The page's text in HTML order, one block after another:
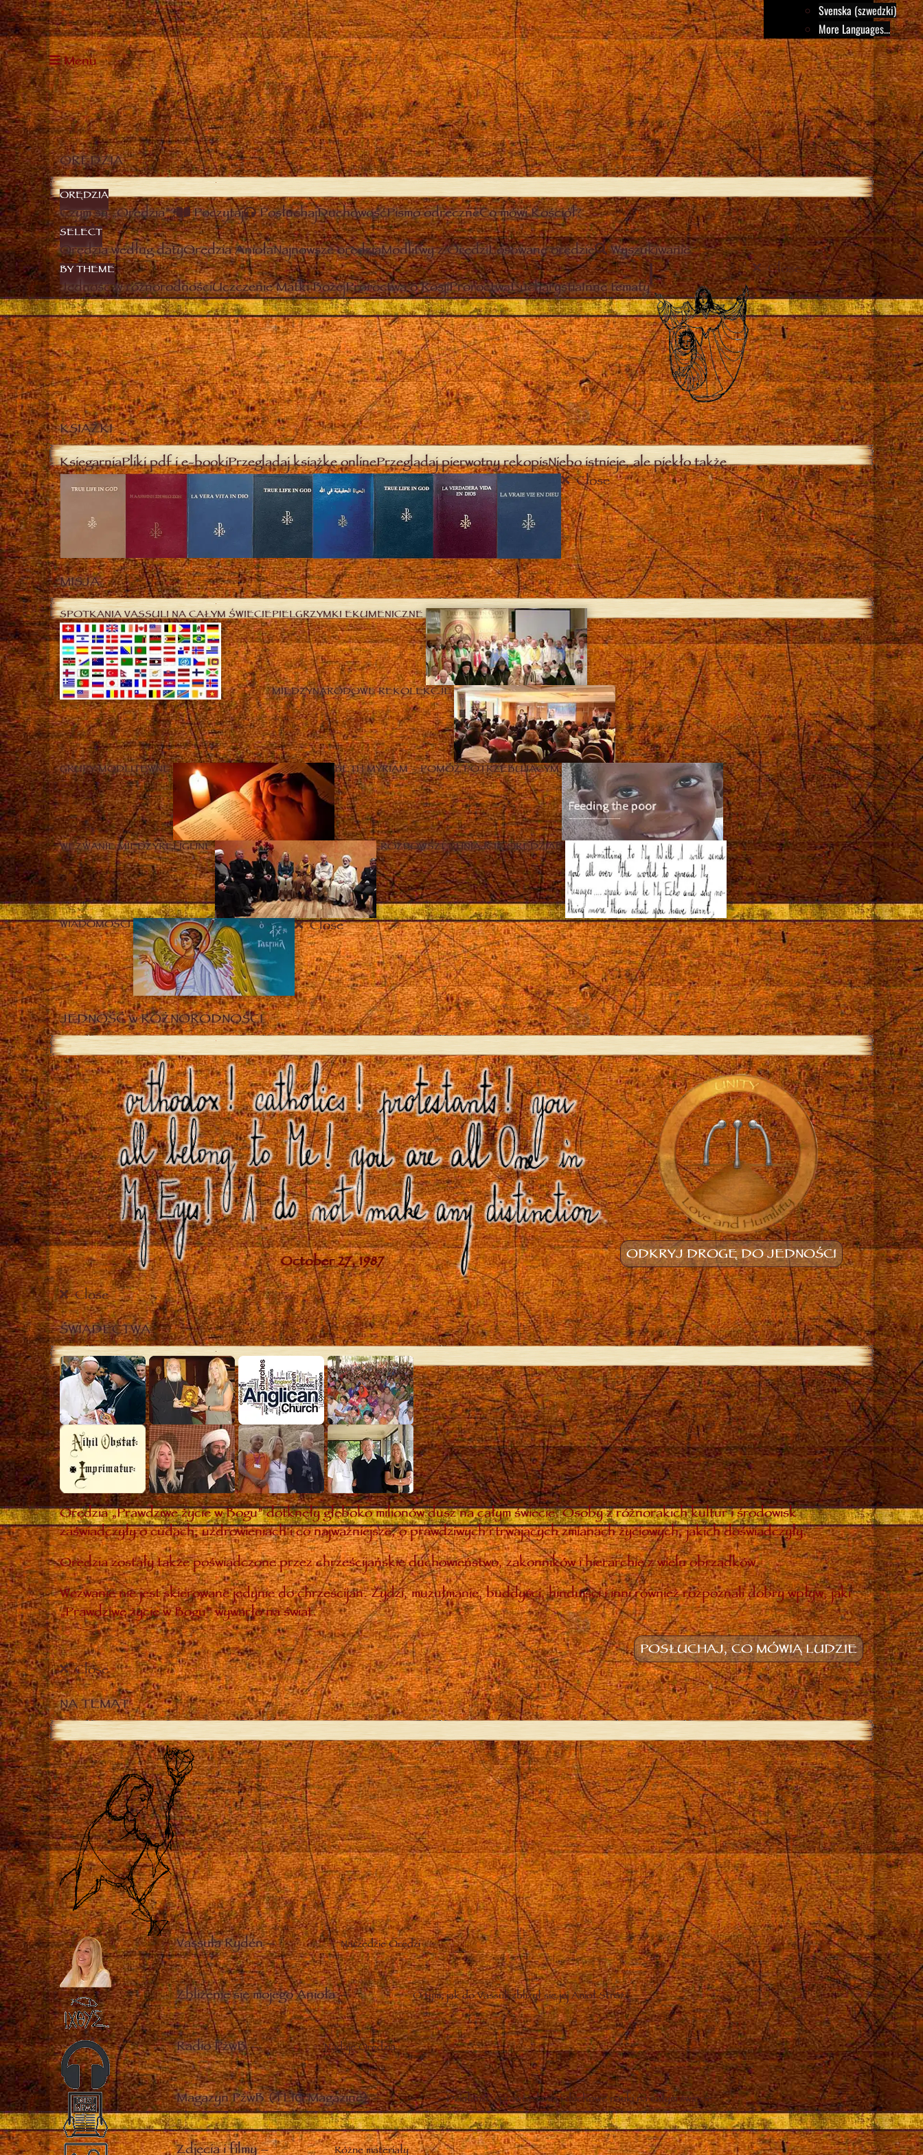
Svenska (szwedzki)
More Languages...
Menu
ORĘDZIA
ORĘDZIA
Czym są „Orędzia”? Poczytaj PosłuchajDuchowośćPismo odręczneCo mówi Kościół?
SELECT
Orędzia według datyOrędzia AniołaNajnowsze orędziaModlitwy z OrędziLosowane orędzie Wyszukiwanie
BY THEME
Jedność w różnorodnościUczczenie Matki BożejProroctwa o RosjiProroctwaEucharystiaInne tematy
Close
KSIĄŻKI
KsięgarniaPliki pdf i e-bookiPrzeglądaj książkę onlinePrzeglądaj pierwotny rękopisNiebo istnieje, ale piekło także
Close
MISJA
SPOTKANIA VASSULI NA CAŁYM ŚWIECIEPIELGRZYMKI EKUMENICZNE
MIĘDZYNARODOWE REKOLEKCJE
GRUPY MODLITEWNE BETH MYRIAM – POMÓŻ POTRZEBUJĄCYM
WEZWANIE MIĘDZYRELIGIJNE „ROZPOWSZECHNIAJCIE ORĘDZIA!”
WIADOMOŚCI Close
JEDNOŚĆ w RÓŻNORODNOŚCI
ODKRYJ DROGĘ DO JEDNOŚCI
Close
ŚWIADECTWA
Orędzia „Prawdziwe życie w Bogu” dotknęły głęboko milionów dusz na całym świecie. Osoby z różnorakich kultur i środowisk
zaświadczyły o cudach, uzdrowieniach i co najważniejsze, o prawdziwych i trwających zmianach życiowych, jakich doświadczyły.
Orędzia zostały także poświadczone przez chrześcijańskie duchowieństwo, zakonników i hierarchię z wielu obrządków.
Wezwanie nie jest skierowane jedynie do chrześcijan. Żydzi, muzułmanie, buddyści, hinduiści i inni również rozpoznali dobry wpływ, jaki
„Prawdziwe życie w Bogu” wywarło na świat.
POSŁUCHAJ, CO MÓWIĄ LUDZIE
Close
NA TEMAT
Vassula Rydén– Narzędzie Orędzi
Zbliżenie się mojego Anioła– O tym, jak do Vassuli zbliżył się jej Anioł Stróż
Radio PżwB– Nadaje Orędzia
Magazyn PżwB (TLIG Magazine)– Działania, sprawozdania i duchowe nauki na całym świecie
Zdjęcia i filmy– Różne materiały